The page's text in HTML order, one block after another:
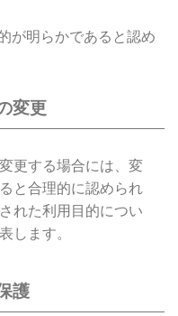
が明らかであると認め
変更
更する場合には、変
と合理的に認められ
れた利用目的につい
します。
護